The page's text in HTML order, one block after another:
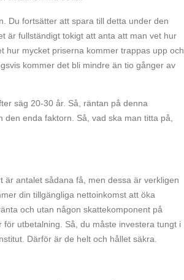
Du fortsätter att spara till detta under den
är fullständigt tokigt att anta att man vet hur
hur mycket priserna kommer trappas upp och
kommer det bli mindre än tio gånger av
säg 20-30 år. Så, räntan på denna
enda faktorn. Så, vad ska man titta på,
är antalet sådana få, men dessa är verkligen
din tillgängliga nettoinkomst att öka
och utan någon skattekomponent på
utbetalning. Så, du måste investera tungt i
Därför är de helt och hållet säkra.